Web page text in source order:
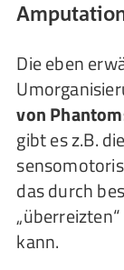
Die eben
von
gibt es z.B.
das durch
kann.